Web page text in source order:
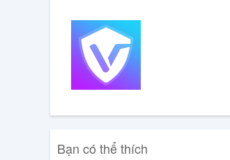
Bạn có thể thích